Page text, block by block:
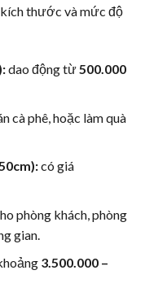
thước và mức độ
dao động từ500.000
cà phê, hoặc làm quà
có giá
phòng khách, phòng
gian.
3.500.000 –